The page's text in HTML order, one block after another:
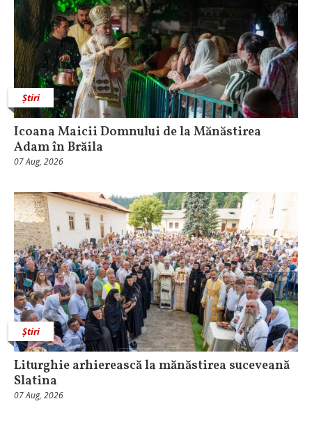
Știri
Icoana Maicii Domnului de la Mănăstirea
Adam în Brăila
07 Aug, 2026
Știri
Liturghie arhierească la mănăstirea suceveană
Slatina
07 Aug, 2026